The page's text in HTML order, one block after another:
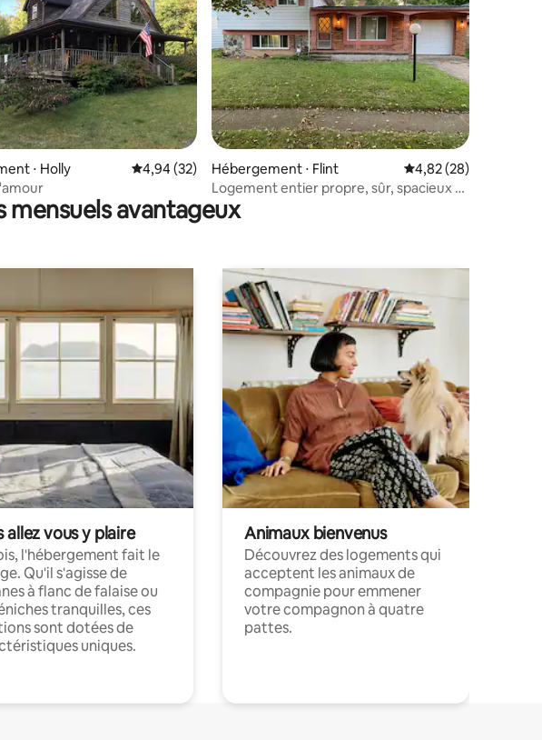
base de 105 commentaires : 4,97 sur 5
⋅ Holly Évaluation moyenne sur la base de 32 commentaires : 4,94 sur 5
4,94 (32)
Hébergement ⋅ Flint Évaluation moyenne
4,82 (28)
Logement entier propre, sûr, spacieux et
rénové à Flint
avantageux
allez vous y plaire
l'hébergement fait le
Qu'il s'agisse de
à flanc de falaise ou
tranquilles, ces
sont dotées de
uniques.
Animaux bienvenus
Découvrez des logements qui
acceptent les animaux de
compagnie pour emmener
votre compagnon à quatre
pattes.